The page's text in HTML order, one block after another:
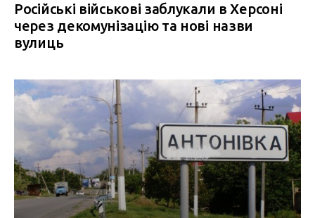
Російські військові заблукали в Херсоні
через декомунізацію та нові назви
вулиць